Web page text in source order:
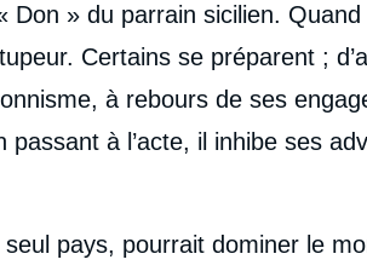
Don » du parrain sicilien.
Certains se préparent ;
à rebours de ses
à l’acte, il inhibe ses
pays, pourrait dominer le